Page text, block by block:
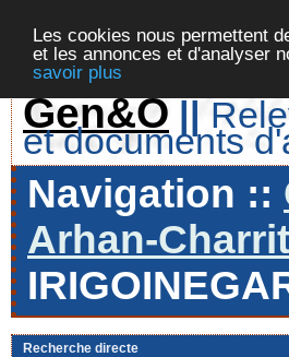
Les cookies nous permettent
et les annonces et d'analyser
savoir plus
Gen&O ||
et documents
Navigation ::
Arhan-
Recherche directe